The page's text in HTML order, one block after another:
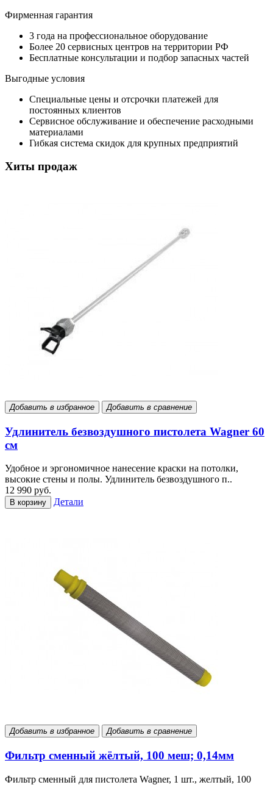
Фирменная гарантия
3 года на профессиональное оборудование
Более 20 сервисных центров на территории РФ
Бесплатные консультации и подбор запасных частей
Выгодные условия
Специальные цены и отсрочки платежей для
постоянных клиентов
Сервисное обслуживание и обеспечение расходными
материалами
Гибкая система скидок для крупных предприятий
Хиты продаж
Добавить в избранное Добавить в сравнение
Удлинитель безвоздушного пистолета Wagner 60
см
Удобное и эргономичное нанесение краски на потолки,
высокие стены и полы. Удлинитель безвоздушного п..
12 990 руб.
В корзину Детали
Добавить в избранное Добавить в сравнение
Фильтр сменный жёлтый, 100 меш; 0,14мм
Фильтр сменный для пистолета Wagner, 1 шт., желтый, 100